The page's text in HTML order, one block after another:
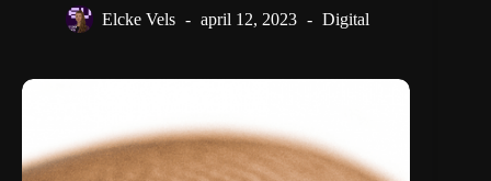
Elcke Vels april 12, 2023 Digital